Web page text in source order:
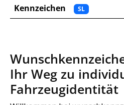
Kennzeichen
SL
Ihr Weg zu
Fahrzeugidentität